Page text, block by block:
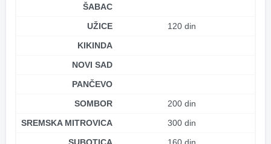
ŠABAC
UŽICE
120 din
KIKINDA
NOVI SAD
PANČEVO
SOMBOR
200 din
SREMSKA MITROVICA
300 din